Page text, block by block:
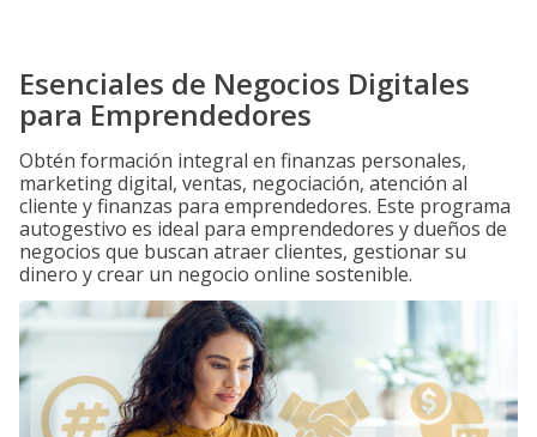
Esenciales de Negocios Digitales
para Emprendedores
Obtén formación integral en finanzas personales,
marketing digital, ventas, negociación, atención al
cliente y finanzas para emprendedores. Este programa
autogestivo es ideal para emprendedores y dueños de
negocios que buscan atraer clientes, gestionar su
dinero y crear un negocio online sostenible.